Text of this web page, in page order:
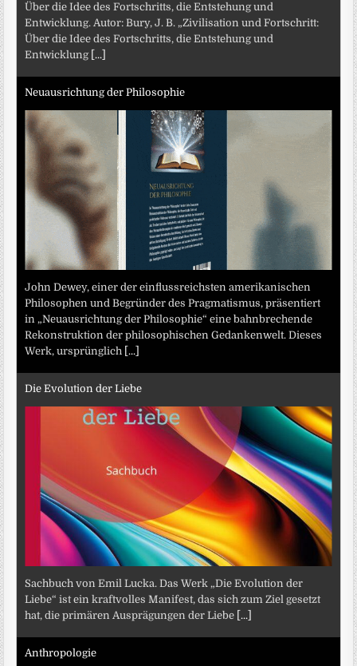
Über die Idee des Fortschritts, die Entstehung und
Entwicklung. Autor: Bury, J. B. „Zivilisation und Fortschritt:
Über die Idee des Fortschritts, die Entstehung und
Entwicklung [...]
Neuausrichtung der Philosophie
John Dewey, einer der einflussreichsten amerikanischen
Philosophen und Begründer des Pragmatismus, präsentiert
in „Neuausrichtung der Philosophie“ eine bahnbrechende
Rekonstruktion der philosophischen Gedankenwelt. Dieses
Werk, ursprünglich [...]
Die Evolution der Liebe
Sachbuch von Emil Lucka. Das Werk „Die Evolution der
Liebe“ ist ein kraftvolles Manifest, das sich zum Ziel gesetzt
hat, die primären Ausprägungen der Liebe [...]
Anthropologie